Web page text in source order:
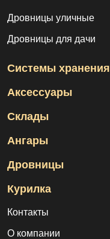
Дровницы уличные
Дровницы для дачи
Системы хранения
Аксессуары
Склады
Ангары
Дровницы
Курилка
Контакты
О компании